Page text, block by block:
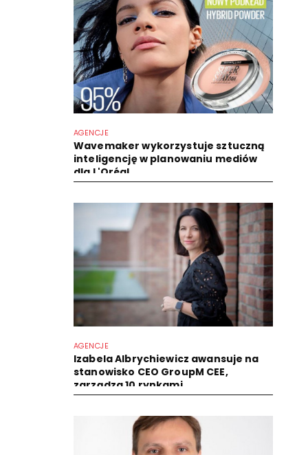
AGENCJE
Wavemaker wykorzystuje sztuczną
inteligencję w planowaniu mediów
dla L'Oréal
AGENCJE
Izabela Albrychiewicz awansuje na
stanowisko CEO GroupM CEE,
zarządza 10 rynkami